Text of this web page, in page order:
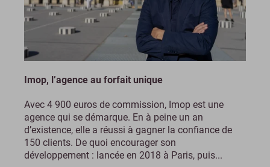
Imop, l’agence au forfait unique
Avec 4 900 euros de commission, Imop est une
agence qui se démarque. En à peine un an
d’existence, elle a réussi à gagner la confiance de
150 clients. De quoi encourager son
développement : lancée en 2018 à Paris, puis...